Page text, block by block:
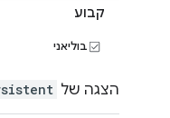
קבוע
בוליאני
הצגה של